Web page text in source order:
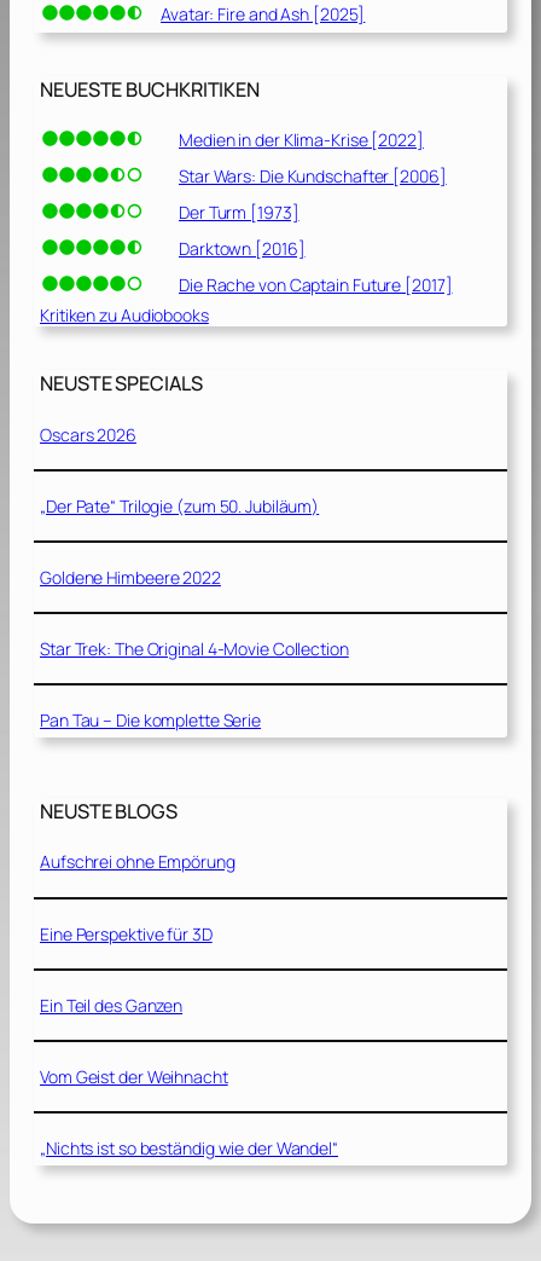
Avatar: Fire and Ash [2025]
NEUESTE BUCHKRITIKEN
Medien in der Klima-Krise [2022]
Star Wars: Die Kundschafter [2006]
Der Turm [1973]
Darktown [2016]
Die Rache von Captain Future [2017]
Kritiken zu Audiobooks
NEUSTE SPECIALS
Oscars 2026
„Der Pate“ Trilogie (zum 50. Jubiläum)
Goldene Himbeere 2022
Star Trek: The Original 4-Movie Collection
Pan Tau – Die komplette Serie
NEUSTE BLOGS
Aufschrei ohne Empörung
Eine Perspektive für 3D
Ein Teil des Ganzen
Vom Geist der Weihnacht
„Nichts ist so beständig wie der Wandel“